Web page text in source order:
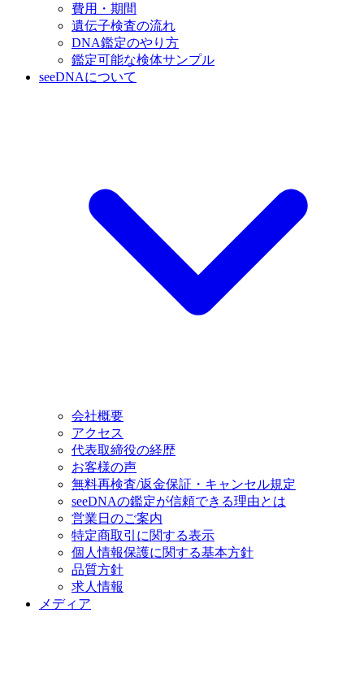
費用・期間
遺伝子検査の流れ
DNA鑑定のやり方
鑑定可能な検体サンプル
seeDNAについて
会社概要
アクセス
代表取締役の経歴
お客様の声
無料再検査/返金保証・キャンセル規定
seeDNAの鑑定が信頼できる理由とは
営業日のご案内
特定商取引に関する表示
個人情報保護に関する基本方針
品質方針
求人情報
メディア